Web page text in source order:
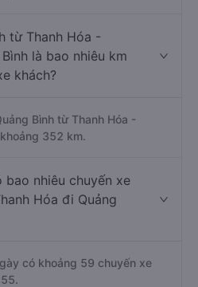
từ Thanh Hóa -
là bao nhiêu km
khách?
Bình từ Thanh Hóa -
352 km.
bao nhiêu chuyến xe
Hóa đi Quảng
có khoảng 59 chuyến xe